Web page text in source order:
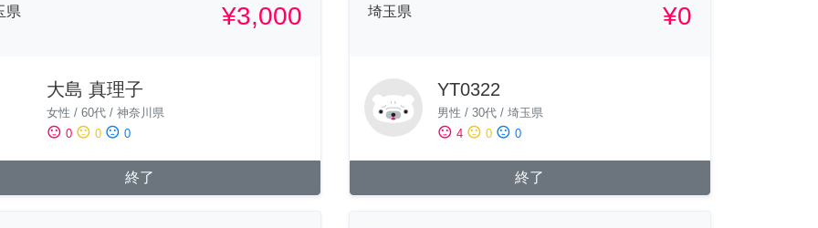
県
¥3,000
大島 真理子
女性 / 60代 / 神奈川県
sentiment_satisfied 0 sentiment_neutral 0 sentiment_dissatisfied 0
終了
埼玉県
¥0
YT0322
男性 / 30代/ 埼玉県
sentiment_satisfied 4 sentiment_neutral 0 sentiment_dissatisfied 0
終了